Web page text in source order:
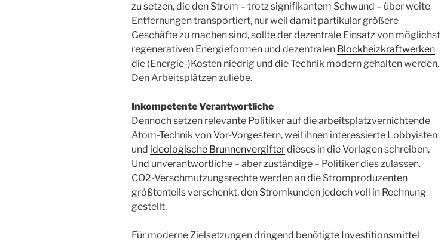
zu setzen, die den Strom – trotz signifikantem Schwund – über weite
Entfernungen transportiert, nur weil damit partikular größere
Geschäfte zu machen sind, sollte der dezentrale Einsatz von möglichst
regenerativen Energieformen und dezentralen Blockheizkraftwerken
die (Energie-)Kosten niedrig und die Technik modern gehalten werden.
Den Arbeitsplätzen zuliebe.
Inkompetente Verantwortliche
Dennoch setzen relevante Politiker auf die arbeitsplatzvernichtende
Atom-Technik von Vor-Vorgestern, weil ihnen interessierte Lobbyisten
und ideologische Brunnenvergifterdieses in die Vorlagen schreiben.
Und unverantwortliche – aber zuständige – Politiker dies zulassen.
CO2-Verschmutzungsrechte werden an die Stromproduzenten
größtenteils verschenkt, den Stromkunden jedoch voll in Rechnung
gestellt.
Für moderne Zielsetzungen dringend benötigte Investitionsmittel